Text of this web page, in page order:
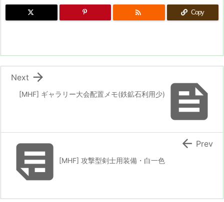
 Copy

[MHF] ギャラリー大会配置メモ(鉄鉱石利用少)

Next
[MHF] 攻撃型剣士用装備・白一色
 Prev